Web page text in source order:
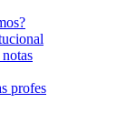
profes